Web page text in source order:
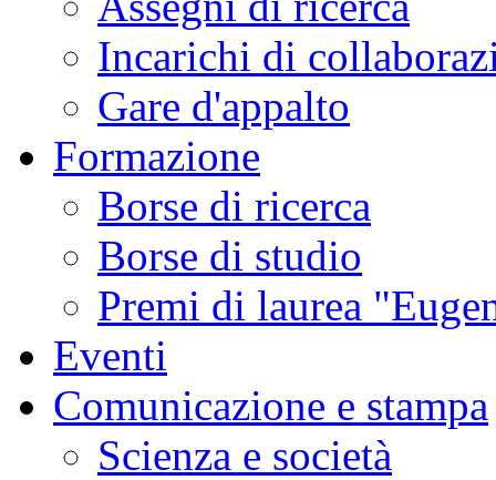
Incarichi di
Gare d'appalto
Formazione
Borse di ricerca
Borse di studio
Premi di laurea
Eventi
Comunicazione e stampa
Scienza e società